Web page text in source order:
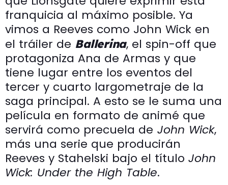
franquicia al máximo posible. Ya
vimos a Reeves como John Wick en
el tráiler de Ballerina, el spin-off que
protagoniza Ana de Armas y que
tiene lugar entre los eventos del
tercer y cuarto largometraje de la
saga principal. A esto se le suma una
película en formato de animé que
servirá como precuela de John Wick,
más una serie que producirán
Reeves y Stahelski bajo el título John
Wick: Under the High Table.